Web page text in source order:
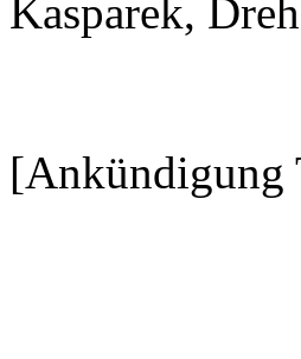
Kasparek,
[Ankündigung